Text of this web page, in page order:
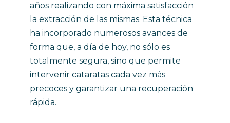
años realizando con máxima satisfacción
la extracción de las mismas. Esta técnica
ha incorporado numerosos avances de
forma que, a día de hoy, no sólo es
totalmente segura, sino que permite
intervenir cataratas cada vez más
precoces y garantizar una recuperación
rápida.